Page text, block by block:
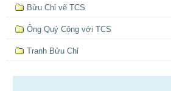
Bửu Chỉ vẽ TCS
Ông Quý Công với TCS
Tranh Bửu Chỉ